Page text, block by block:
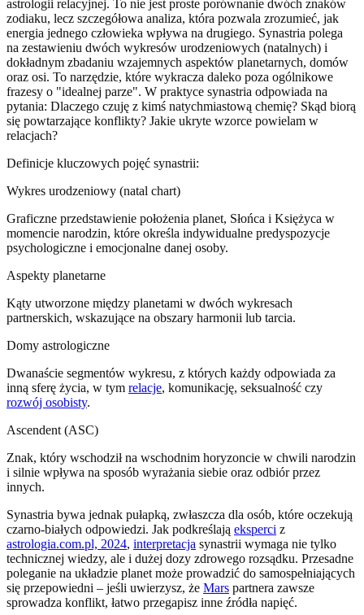
astrologii relacyjnej. To nie jest proste porównanie dwóch znaków
zodiaku, lecz szczegółowa analiza, która pozwala zrozumieć, jak
energia jednego człowieka wpływa na drugiego. Synastria polega
na zestawieniu dwóch wykresów urodzeniowych (natalnych) i
dokładnym zbadaniu wzajemnych aspektów planetarnych, domów
oraz osi. To narzędzie, które wykracza daleko poza ogólnikowe
frazesy o "idealnej parze". W praktyce synastria odpowiada na
pytania: Dlaczego czuję z kimś natychmiastową chemię? Skąd biorą
się powtarzające konflikty? Jakie ukryte wzorce powielam w
relacjach?
Definicje kluczowych pojęć synastrii:
Wykres urodzeniowy (natal chart)
Graficzne przedstawienie położenia planet, Słońca i Księżyca w
momencie narodzin, które określa indywidualne predyspozycje
psychologiczne i emocjonalne danej osoby.
Aspekty planetarne
Kąty utworzone między planetami w dwóch wykresach
partnerskich, wskazujące na obszary harmonii lub tarcia.
Domy astrologiczne
Dwanaście segmentów wykresu, z których każdy odpowiada za
inną sferę życia, w tym relacje, komunikację, seksualność czy
rozwój osobisty.
Ascendent (ASC)
Znak, który wschodził na wschodnim horyzoncie w chwili narodzin
i silnie wpływa na sposób wyrażania siebie oraz odbiór przez
innych.
Synastria bywa jednak pułapką, zwłaszcza dla osób, które oczekują
czarno-białych odpowiedzi. Jak podkreślają eksperci z
astrologia.com.pl, 2024, interpretacja synastrii wymaga nie tylko
technicznej wiedzy, ale i dużej dozy zdrowego rozsądku. Przesadne
poleganie na układzie planet może prowadzić do samospełniających
się przepowiedni – jeśli uwierzysz, że Mars partnera zawsze
sprowadza konflikt, łatwo przegapisz inne źródła napięć.